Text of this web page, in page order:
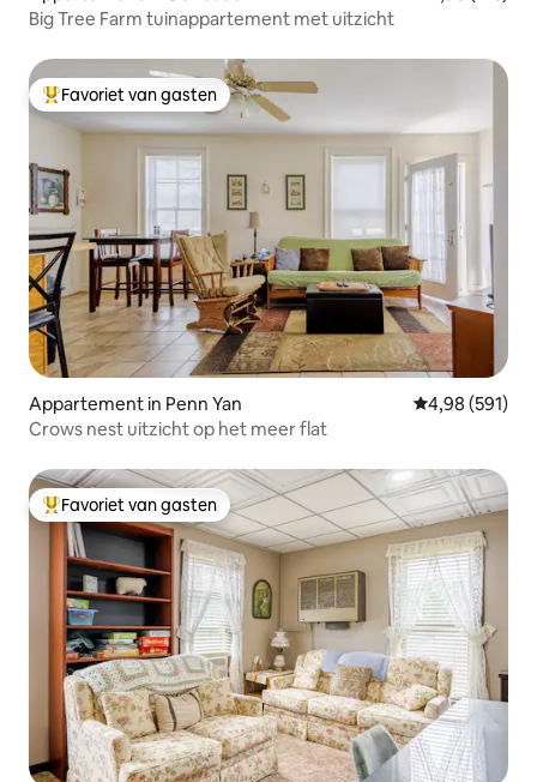
Big Tree Farm tuinappartement met uitzicht
Topfavoriet van gasten
Favoriet van gasten
Appartement in Penn Yan Gemiddelde
4,98 (591)
Crows nest uitzicht op het meer flat
Topfavoriet van gasten
Favoriet van gasten